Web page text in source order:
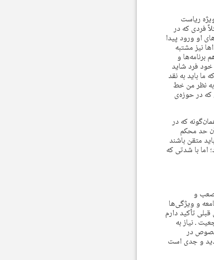
ریاست
فردی که در
او ورود پیدا
نیز مشتبه
و
فرد شاید
باید به نقد
به نظر من خط
که در حوزه‌ی
که در
آن حد محکم
متقن باشند
با شدتی که
صعب و
و ویژگی‌ها
تأکید دارم
ـ نیاز به
خصوص در
و جدی است